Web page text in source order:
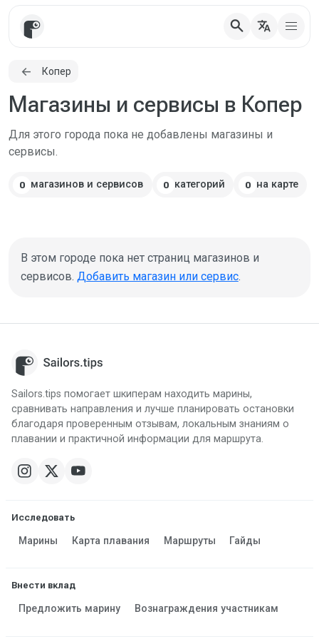
search translate
Копер
Магазины и сервисы в Копер
Для этого города пока не добавлены магазины и
сервисы.
0 магазинов и сервисов 0 категорий 0 на карте
В этом городе пока нет страниц магазинов и
сервисов. Добавить магазин или сервис.
Sailors.tips помогает шкиперам находить марины,
сравнивать направления и лучше планировать остановки
благодаря проверенным отзывам, локальным знаниям о
плавании и практичной информации для маршрута.
Исследовать
Марины Карта плавания Маршруты Гайды
Внести вклад
Предложить марину Вознаграждения участникам